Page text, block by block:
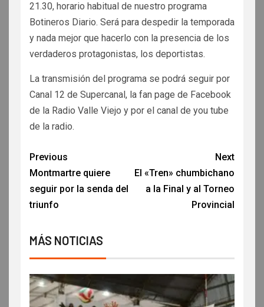
21.30, horario habitual de nuestro programa
Botineros Diario. Será para despedir la temporada
y nada mejor que hacerlo con la presencia de los
verdaderos protagonistas, los deportistas.
La transmisión del programa se podrá seguir por
Canal 12 de Supercanal, la fan page de Facebook
de la Radio Valle Viejo y por el canal de you tube
de la radio.
Previous
Montmartre quiere
seguir por la senda del
triunfo
Next
El «Tren» chumbichano
a la Final y al Torneo
Provincial
MÁS NOTICIAS